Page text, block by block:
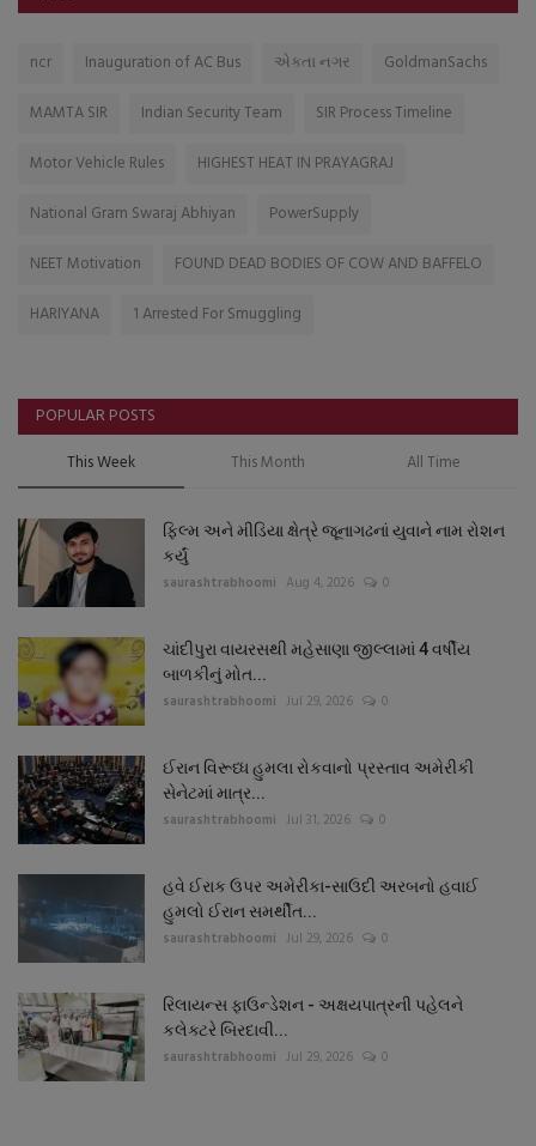
ncr Inauguration of AC Bus એકતા નગર
GoldmanSachs
MAMTA SIR
Indian Security Team
SIR Process Timeline
Motor Vehicle Rules
HIGHEST HEAT IN PRAYAGRAJ
National Gram Swaraj Abhiyan
PowerSupply
NEET Motivation
FOUND DEAD BODIES OF COW AND BAFFELO
HARIYANA
1 Arrested For Smuggling
POPULAR POSTS
This Week This Month All Time
ફિલ્મ અને મીડિયા ક્ષેત્રે જૂનાગઢનાં યુવાને નામ રોશન
કર્યું
saurashtrabhoomi Aug 4, 2026 0
ચાંદીપુરા વાયરસથી મહેસાણા જીલ્લામાં 4 વર્ષીય
બાળકીનું મોત...
saurashtrabhoomi Jul 29, 2026 0
ઈરાન વિરૂધ્ધ હુમલા રોકવાનો પ્રસ્તાવ અમેરીકી
સેનેટમાં માત્ર...
saurashtrabhoomi Jul 31, 2026 0
હવે ઈરાક ઉપર અમેરીકા-સાઉદી અરબનો હવાઈ
હુમલો ઈરાન સમર્થીત...
saurashtrabhoomi Jul 29, 2026 0
રિલાયન્સ ફાઉન્ડેશન - અક્ષયપાત્રની પહેલને
કલેક્ટરે બિરદાવી...
saurashtrabhoomi Jul 29, 2026 0